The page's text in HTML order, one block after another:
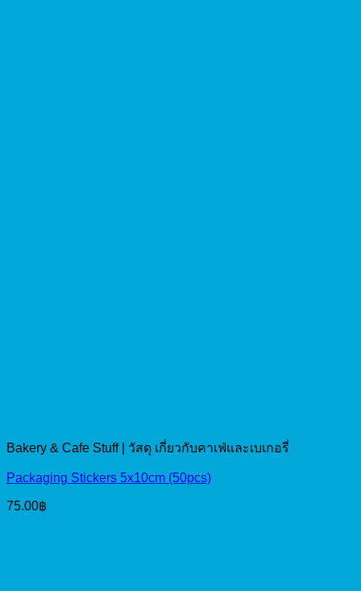
Bakery & Cafe Stuff | วัสดุ เกี่ยวกับคาเฟ่และเบเกอรี่
Packaging Stickers 5x10cm (50pcs)
75.00฿